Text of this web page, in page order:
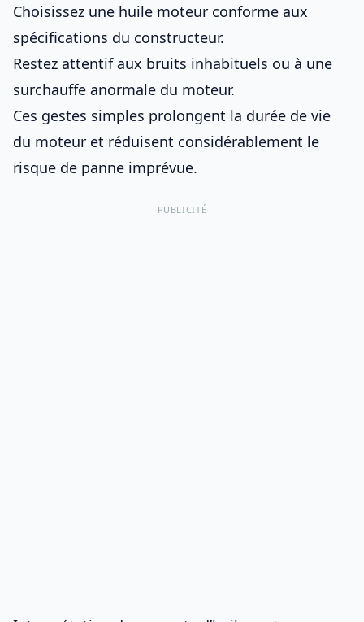
Choisissez une huile moteur conforme aux
spécifications du constructeur.
Restez attentif aux bruits inhabituels ou à une
surchauffe anormale du moteur.
Ces gestes simples prolongent la durée de vie
du moteur et réduisent considérablement le
risque de panne imprévue.
PUBLICITÉ